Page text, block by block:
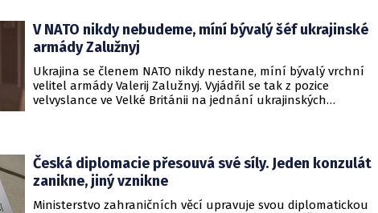
V NATO nikdy nebudeme, míní bývalý šéf ukrajinské
armády Zalužnyj
Ukrajina se členem NATO nikdy nestane, míní bývalý vrchní
velitel armády Valerij Zalužnyj. Vyjádřil se tak z pozice
velvyslance ve Velké Británii na jednání ukrajinských
Česká diplomacie přesouvá své síly. Jeden konzulát
zanikne, jiný vznikne
Ministerstvo zahraničních věcí upravuje svou diplomatickou